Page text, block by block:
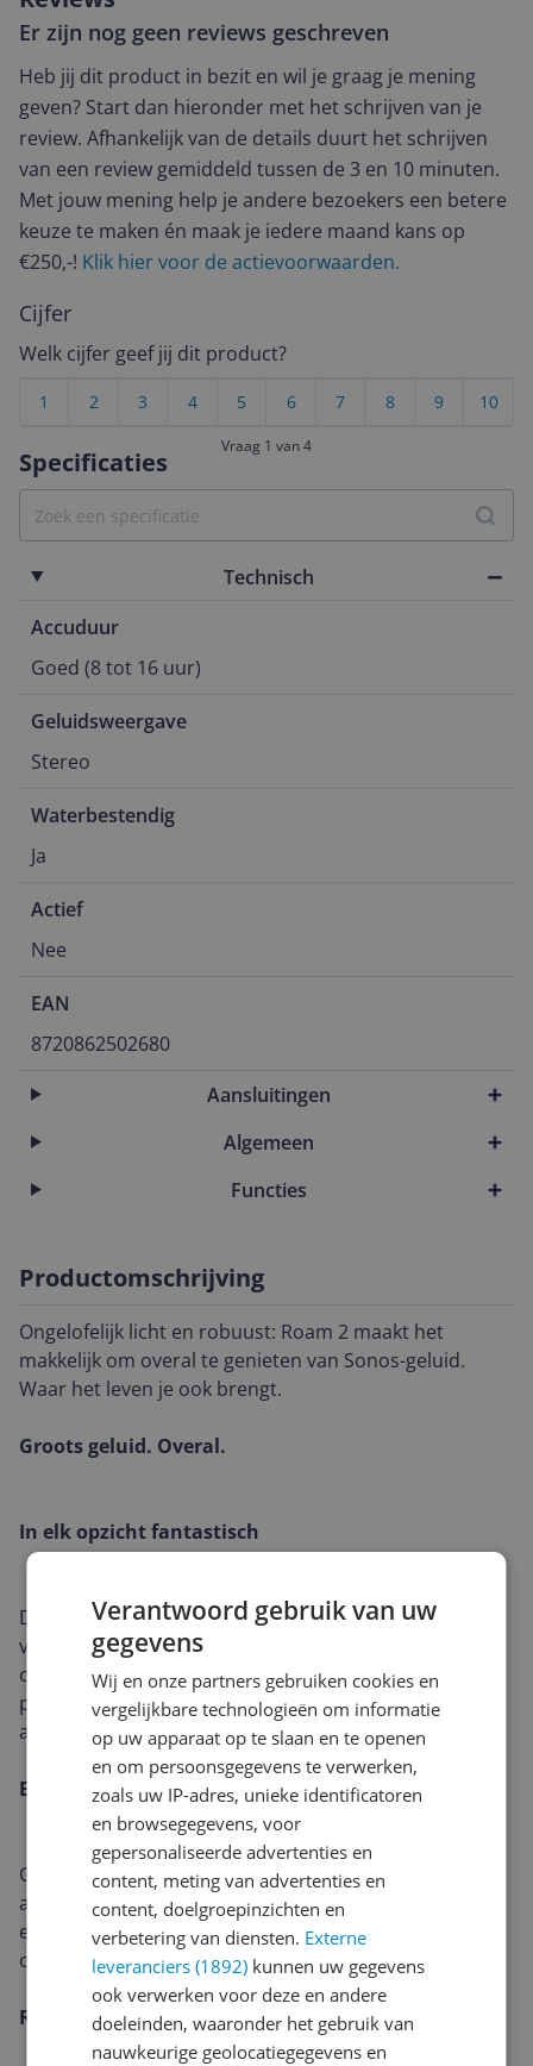
Specificaties
Technisch
Accuduur
Goed (8 tot 16 uur)
Geluidsweergave
Stereo
Waterbestendig
Ja
Actief
Nee
EAN
8720862502680
Aansluitingen
Algemeen
Functies
Productomschrijving
Ongelofelijk licht en robuust: Roam 2 maakt het
makkelijk om overal te genieten van Sonos-geluid.
Waar het leven je ook brengt.
Groots geluid. Overal.
In elk opzicht fantastisch
De nauwkeurig ontworpen akoestiek overtreft alle
verwachtingen voor zo'n kleine speaker, die
ongelofelijke helderheid en indrukwekkende bass
produceert. Automatische Trueplay™ stemt het geluid
af voor je omgeving.
Een batterij met uithoudingsvermogen
Geniet van tot 10 uur continue afspeeltijd. Gebruik de
aan/uit-knop om batterij te sparen, en laad hem
efficiënt op met de meegeleverde USB-C-kabel en een
compatibele adapter.
Robuust en klaar voor avontuur
Er zijn nog geen reviews geschreven
Heb jij dit product in bezit en wil je graag je mening
geven? Start dan hieronder met het schrijven van je
review. Afhankelijk van de details duurt het schrijven
van een review gemiddeld tussen de 3 en 10 minuten.
Met jouw mening help je andere bezoekers een betere
keuze te maken én maak je iedere maand kans op
€250,-! Klik hier voor de actievoorwaarden.
Cijfer
Welk cijfer geef jij dit product?
10
9
8
7
6
5
4
3
2
1
Vraag 1 van 4
Verantwoord gebruik van uw
gegevens
Wij en onze partners gebruiken cookies en
vergelijkbare technologieën om informatie
op uw apparaat op te slaan en te openen
en om persoonsgegevens te verwerken,
zoals uw IP-adres, unieke identificatoren
en browsegegevens, voor
gepersonaliseerde advertenties en
content, meting van advertenties en
content, doelgroepinzichten en
verbetering van diensten. Externe
leveranciers (1892) kunnen uw gegevens
ook verwerken voor deze en andere
doeleinden, waaronder het gebruik van
nauwkeurige geolocatiegegevens en